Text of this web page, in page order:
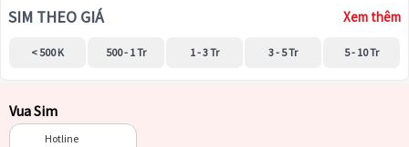
SIM THEO GIÁ Xem thêm
< 500 K 500 - 1 Tr 1 - 3 Tr 3 - 5 Tr 5 - 10 Tr
Vua Sim
Hotline